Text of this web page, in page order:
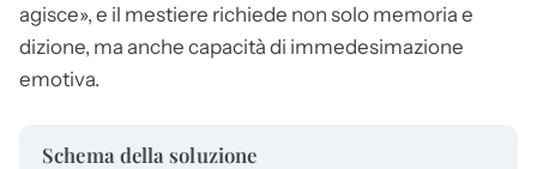
agisce», e il mestiere richiede non solo memoria e
dizione, ma anche capacità di immedesimazione
emotiva.
Schema della soluzione